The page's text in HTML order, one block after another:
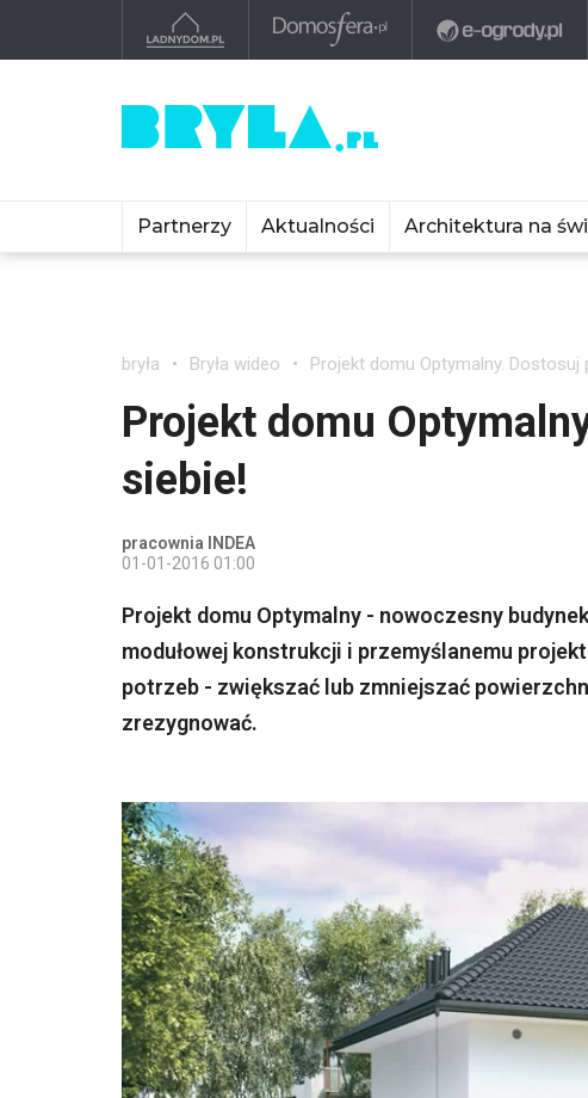
Partnerzy Aktualności Architektura na
bryła Bryła wideo Projekt domu Optymalny. Dostosuj
Projekt domu
siebie!
pracownia INDEA
01-01-2016 01:00
Projekt domu Optymalny - nowoczesny
modułowej konstrukcji i przemyślanemu
potrzeb - zwiększać lub zmniejszać
zrezygnować.